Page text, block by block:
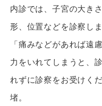
内診では、子宮の大き
形、位置などを診察しま
「痛みなどがあれば遠
力をいれてしまうと、
れずに診察をお受けく
堵。